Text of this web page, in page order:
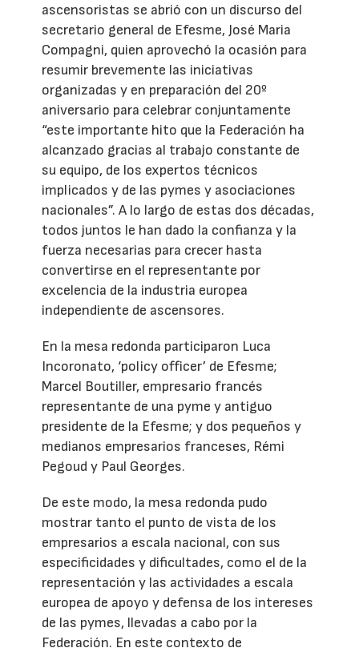
ascensoristas se abrió con un discurso del
secretario general de Efesme, José Maria
Compagni, quien aprovechó la ocasión para
resumir brevemente las iniciativas
organizadas y en preparación del 20º
aniversario para celebrar conjuntamente
“este importante hito que la Federación ha
alcanzado gracias al trabajo constante de
su equipo, de los expertos técnicos
implicados y de las pymes y asociaciones
nacionales”. A lo largo de estas dos décadas,
todos juntos le han dado la confianza y la
fuerza necesarias para crecer hasta
convertirse en el representante por
excelencia de la industria europea
independiente de ascensores.
En la mesa redonda participaron Luca
Incoronato, ‘policy officer’ de Efesme;
Marcel Boutiller, empresario francés
representante de una pyme y antiguo
presidente de la Efesme; y dos pequeños y
medianos empresarios franceses, Rémi
Pegoud y Paul Georges.
De este modo, la mesa redonda pudo
mostrar tanto el punto de vista de los
empresarios a escala nacional, con sus
especificidades y dificultades, como el de la
representación y las actividades a escala
europea de apoyo y defensa de los intereses
de las pymes, llevadas a cabo por la
Federación. En este contexto de